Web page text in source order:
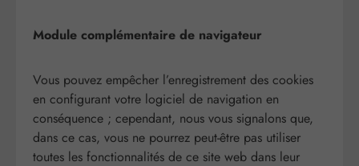
Module complémentaire de navigateur
Vous pouvez empêcher l’enregistrement des cookies
en configurant votre logiciel de navigation en
conséquence ; cependant, nous vous signalons que,
dans ce cas, vous ne pourrez peut-être pas utiliser
toutes les fonctionnalités de ce site web dans leur